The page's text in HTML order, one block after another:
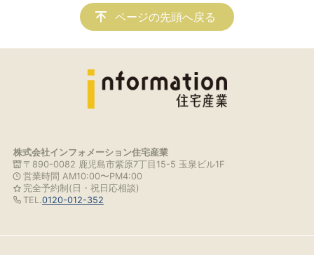
ページの先頭へ戻る
株式会社インフォメーション住宅産業
〒890-0082 鹿児島市紫原7丁目15-5 玉泉ビル1F
営業時間 AM10:00〜PM4:00
完全予約制(日・祝日応相談)
TEL.0120-012-352